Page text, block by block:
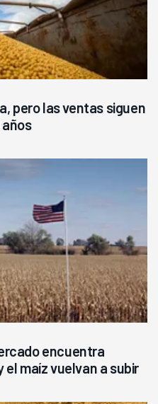
pero las ventas siguen
años
encuentra
el maíz vuelvan a subir